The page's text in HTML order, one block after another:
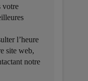
votre
l’heure
site web,
notre